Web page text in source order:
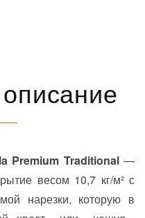
Premium Traditional—
весом 10,7 кг/м² с
нарезки, которую в